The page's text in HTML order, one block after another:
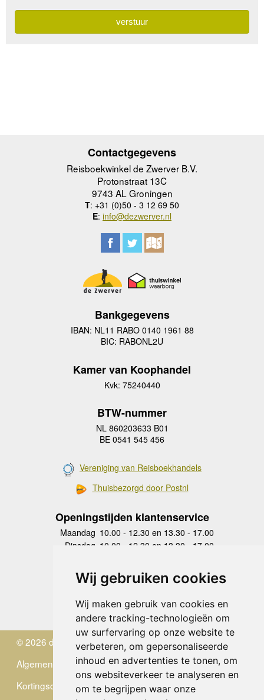
Wij gebruiken cookies
Wij maken gebruik van cookies en
andere tracking-technologieën om
uw surfervaring op onze website te
verbeteren, om gepersonaliseerde
inhoud en advertenties te tonen, om
ons websiteverkeer te analyseren en
om te begrijpen waar onze
Contactgegevens
Reisboekwinkel de Zwerver B.V.
Protonstraat 13C
9743 AL Groningen
T: +31 (0)50 - 3 12 69 50
E: info@dezwerver.nl
Bankgegevens
IBAN: NL11 RABO 0140 1961 88
BIC: RABONL2U
Kamer van Koophandel
Kvk: 75240440
BTW-nummer
NL 860203633 B01
BE 0541 545 456
Vereniging van Reisboekhandels
Thuisbezorgd door Postnl
Openingstijden klantenservice
Maandag 10.00 - 12.30 en 13.30 - 17.00
Dinsdag 10.00 - 12.30 en 13.30 - 17.00
Donderdag
10.00 - 12.30 en 13.30 - 17.00
Vrijdag 10.00 - 12.30 en 13.30 - 17.00
Zaterdag
gesloten
Zondag gesloten
© 2026 de Zwerver
Algemene Voorwaarden
Kortingscode